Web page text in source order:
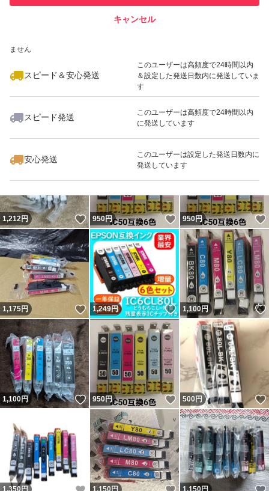
ません
スピード＆安心発送
このユーザーは高頻度で24時間以内
＆設定した発送日数内に発送していま
す
スピード発送
このユーザーは高頻度で24時間以内
に発送しています
安心発送
このユーザーは設定した発送日数内に
発送しています
キャンセル
いいね！
980
1,212円 いいね！
950円 いいね！
950円
1,175円 いいね！
1,249円 いいね！
1,100円
1,100円 いいね！
950円 いいね！
500円